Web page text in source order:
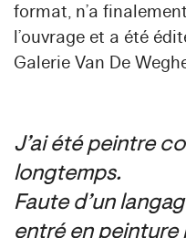
format, n’a
l’ouvrage et a été
Galerie Van De
J’ai été peintre
longtemps.
Faute d’un
entré en peinture